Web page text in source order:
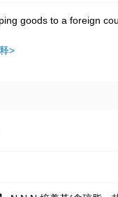
goods to a foreign
>